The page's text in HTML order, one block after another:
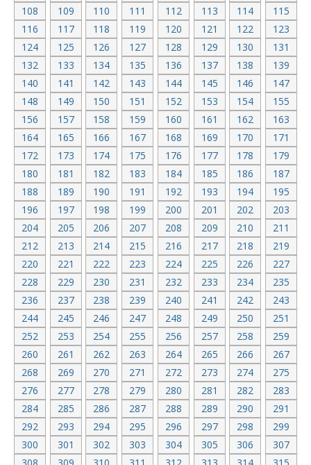
108
109 110 111 112 113 114
115
116
117 118 119 120 121 122
123
124
125 126 127 128 129 130
131
132
133 134 135 136 137 138
139
140
141 142 143 144 145 146
147
148
149 150 151 152 153 154
155
156
157 158 159 160 161 162
163
164
165 166 167 168 169 170
171
172
173 174 175 176 177 178
179
180
181 182 183 184 185 186
187
188
189 190 191 192 193 194
195
196
197 198 199 200 201 202
203
204
205 206 207 208 209 210
211
212
213 214 215 216 217 218
219
220
221 222 223 224 225 226
227
228
229 230 231 232 233 234
235
236
237 238 239 240 241 242
243
244
245 246 247 248 249 250
251
252
253 254 255 256 257 258
259
260
261 262 263 264 265 266
267
268
269 270 271 272 273 274
275
276
277 278 279 280 281 282
283
284
285 286 287 288 289 290
291
292
293 294 295 296 297 298
299
300
301 302 303 304 305 306
307